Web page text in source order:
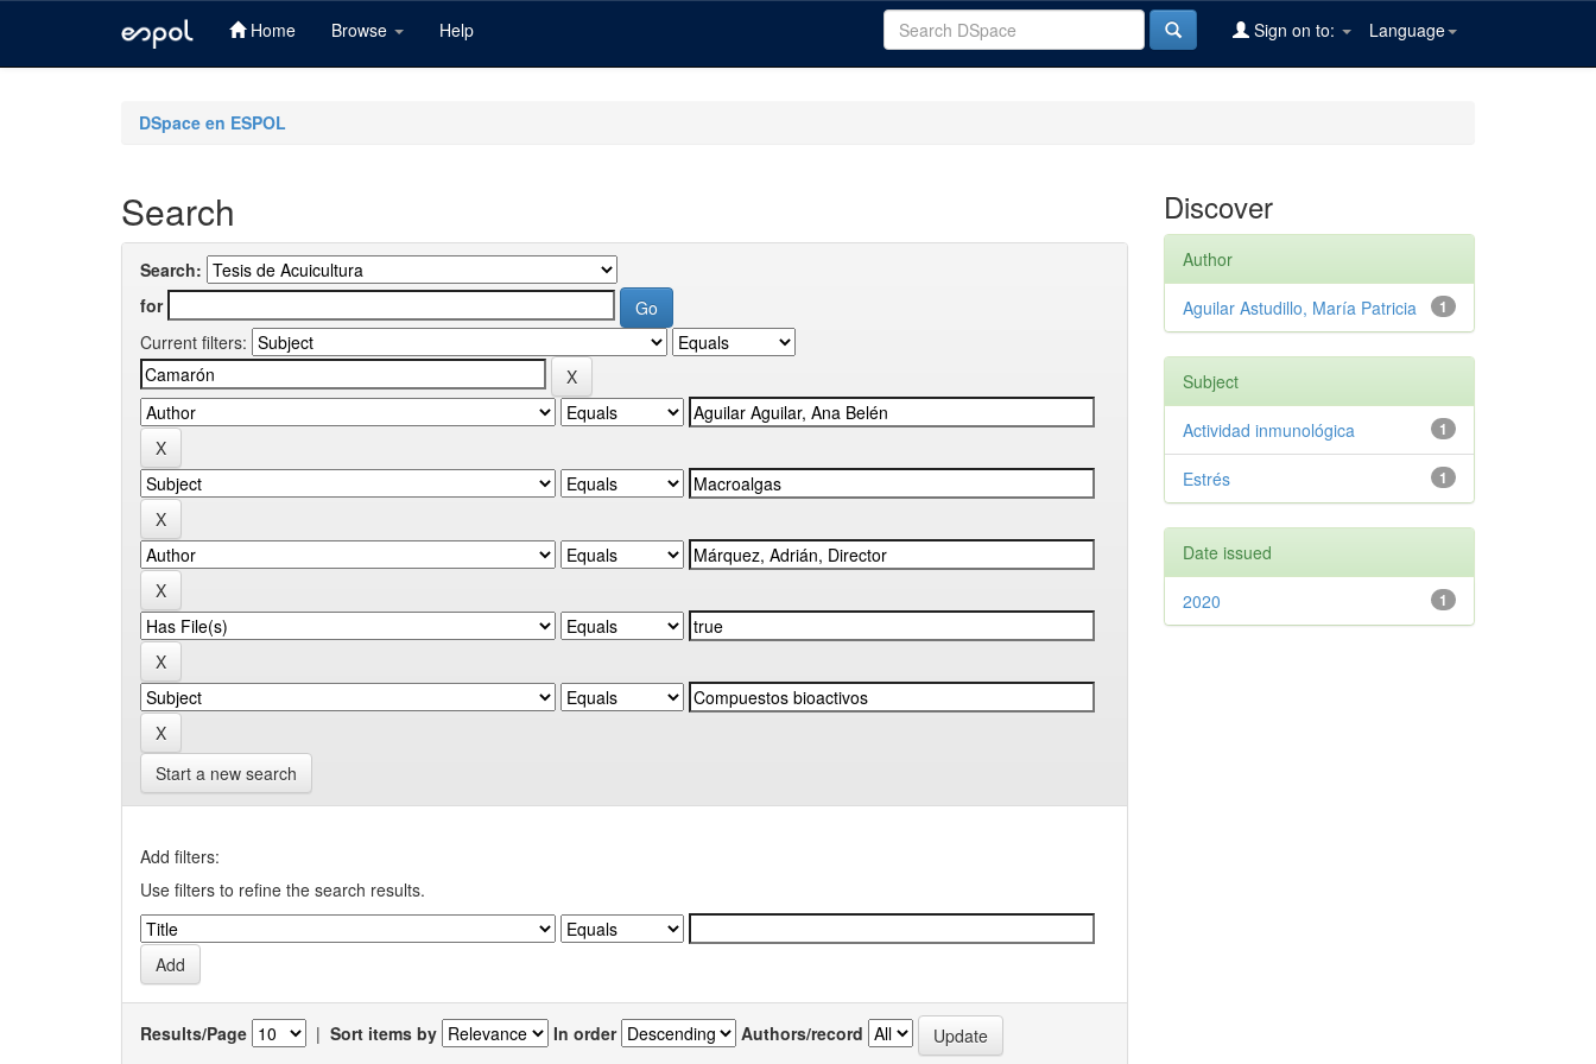
Home Browse Help Language
Sign on to:
DSpace en ESPOL
Search
Search:
for
Current filters:
Start a new search
Add filters:
Use filters to refine the search results.
Results/Page | Sort items by In order Authors/record
Discover
Author
1
Aguilar Astudillo, María Patricia
Subject
1
Actividad inmunológica
1
Estrés
Date issued
1
2020